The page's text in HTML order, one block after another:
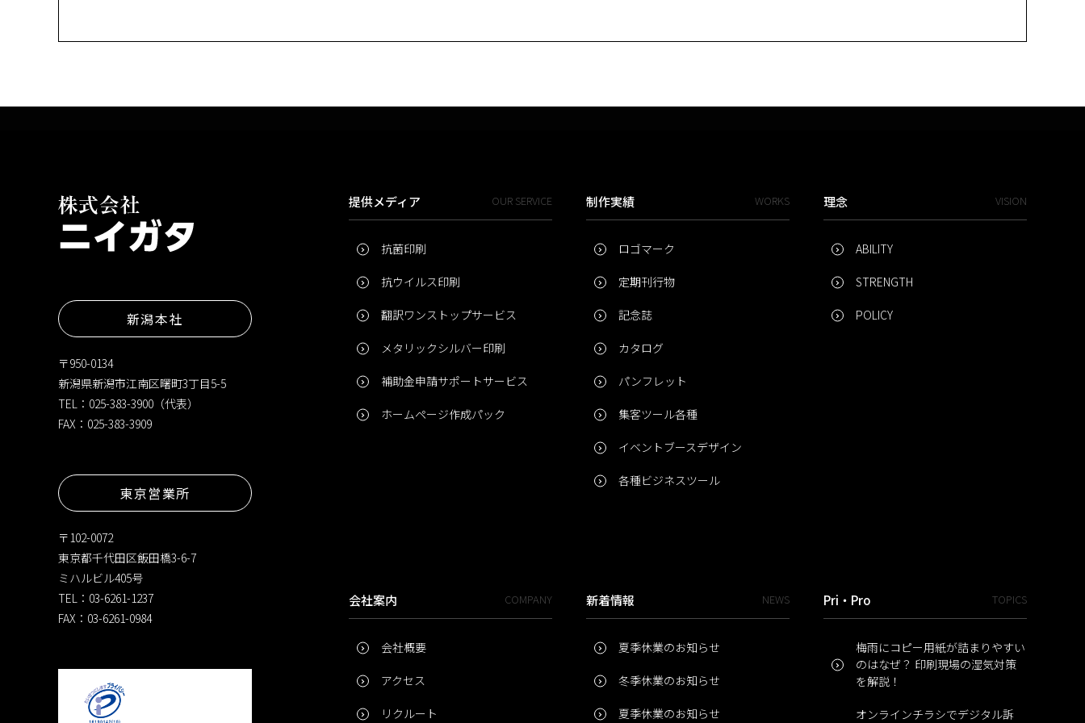
新潟本社
〒950-0134
新潟県新潟市江南区曙町3丁目5-5
TEL：025-383-3900（代表）
FAX：025-383-3909
東京営業所
〒102-0072
東京都千代田区飯田橋3-6-7
ミハルビル405号
TEL：03-6261-1237
FAX：03-6261-0984
提供メディア OUR SERVICE
抗菌印刷
抗ウイルス印刷
翻訳ワンストップサービス
メタリックシルバー印刷
補助金申請サポートサービス
ホームページ作成パック
制作実績 WORKS
ロゴマーク
定期刊行物
記念誌
カタログ
パンフレット
集客ツール各種
イベントブースデザイン
各種ビジネスツール
理念 VISION
ABILITY
STRENGTH
POLICY
会社案内 COMPANY
会社概要
アクセス
リクルート
新着情報 NEWS
夏季休業のお知らせ
冬季休業のお知らせ
夏季休業のお知らせ
Pri・Pro TOPICS
梅雨にコピー用紙が詰まりやすい
のはなぜ？ 印刷現場の湿気対策
を解説！
オンラインチラシでデジタル訴